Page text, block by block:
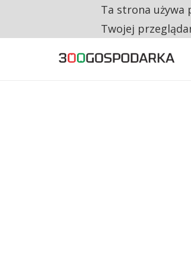
NA JEDEN WAKAT
Ta strona używa
Twojej